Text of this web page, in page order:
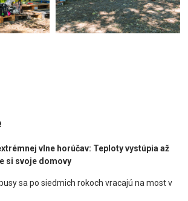
vlne horúčav: Teploty vystúpia až
si svoje domovy
sa po siedmich rokoch vracajú na most v